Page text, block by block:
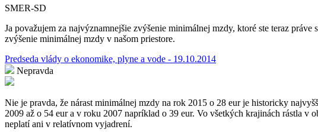
SMER-SD
Ja považujem za najvýznamnejšie zvýšenie minimálnej mzdy, ktoré ste teraz
zvýšenie minimálnej mzdy v našom priestore.
Predseda vlády o ekonomike, plyne a vode - 19.10.2014
Nepravda
Nie je pravda, že nárast minimálnej mzdy na rok 2015 o 28 eur je historicky
2009 až o 54 eur a v roku 2007 napríklad o 39 eur. Vo všetkých krajinách rástla
neplatí ani v relatívnom vyjadrení.